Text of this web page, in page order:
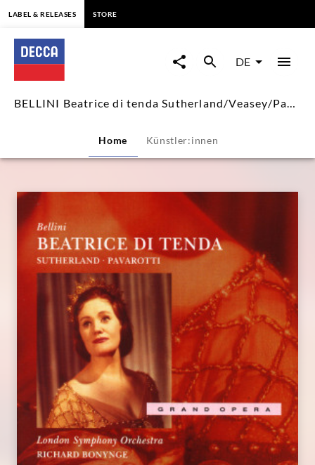
BELLINI
Beatrice
di
Sutherland/Veasey/Pavarotti
Decca
Classics
LABEL & RELEASES STORE
DE
BELLINI Beatrice di tenda Sutherland/Veasey/Pavarotti
Home Künstler:innen